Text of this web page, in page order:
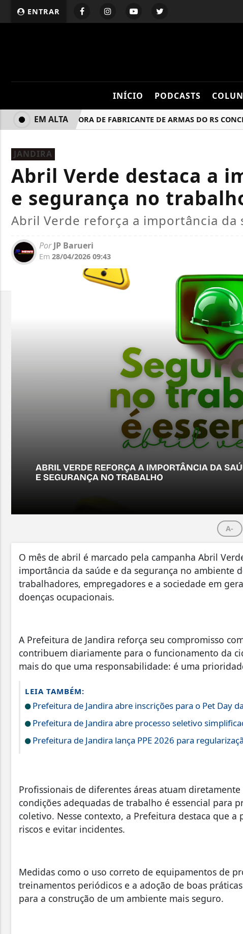
ENTRAR
INÍCIO PODCASTS
FORNECEDORA DE FABRICANTE DE ARMAS DO RS CONCEDE
EM ALTA
JANDIRA
Abril Verde destaca a
e segurança no
Abril Verde reforça a importância
PorJP Barueri
Em 28/04/2026 09:43
A-
O mês de abril é marcado pela campanha Abril
importância da saúde e da segurança no ambiente
trabalhadores, empregadores e a sociedade em
doenças ocupacionais.
A Prefeitura de Jandira reforça seu compromisso
contribuem diariamente para o funcionamento da
mais do que uma responsabilidade: é uma
LEIA TAMBÉM:
Prefeitura de Jandira abre inscrições para o Pet Day
Prefeitura de Jandira abre processo seletivo
Prefeitura de Jandira lança PPE 2026 para
Profissionais de diferentes áreas atuam
condições adequadas de trabalho é essencial para
coletivo. Nesse contexto, a Prefeitura destaca que
riscos e evitar incidentes.
Medidas como o uso correto de equipamentos de
treinamentos periódicos e a adoção de boas
para a construção de um ambiente mais seguro.